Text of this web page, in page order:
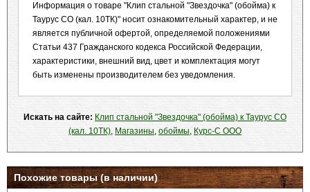
Информация о товаре "Клип стальной "Звездочка" (обойма) к
Таурус СО (кал. 10ТК)" носит ознакомительный характер, и не
является публичной офертой, определяемой положениями
Статьи 437 Гражданского кодекса Российской Федерации,
характеристики, внешний вид, цвет и комплектация могут
быть изменены производителем без уведомления.
Искать на сайте: Клип стальной "Звездочка" (обойма) к Таурус СО
(кал. 10ТК), Магазины, обоймы, Курс-С ООО
Похожие товары (в наличии)